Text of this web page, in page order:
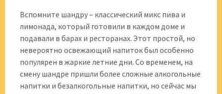
Вспомните шандру – классический микс пива и
лимонада, который готовили в каждом доме и
подавали в барах и ресторанах. Этот простой, но
невероятно освежающий напиток был особенно
популярен в жаркие летние дни. Со временем, на
смену шандре пришли более сложные алкогольные
напитки и безалкогольные напитки, но сейчас мы